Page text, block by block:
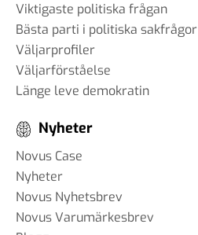
Viktigaste politiska frågan
Bästa parti i politiska sakfrågor
Väljarprofiler
Väljarförståelse
Länge leve demokratin
Nyheter
Novus Case
Nyheter
Novus Nyhetsbrev
Novus Varumärkesbrev